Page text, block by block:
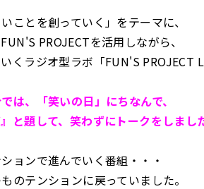
ことを創っていく」をテーマに、
PROJECTを活用しながら、
くラジオ型ラボ「FUN'S PROJECT
は、「笑いの日」にちなんで、
と題して、笑わずにトークをしまし
ョンで進んでいく番組・・・
のテンションに戻っていました。